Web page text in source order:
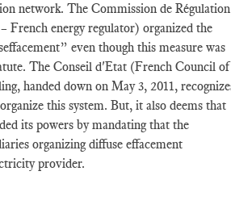
network. The Commission de Régulation
French energy regulator) organized the
even though this measure was
The Conseil d'Etat (French Council of
handed down on May 3, 2011,
this system. But, it also deems that
its powers by mandating that the
organizing diffuse effacement
provider.